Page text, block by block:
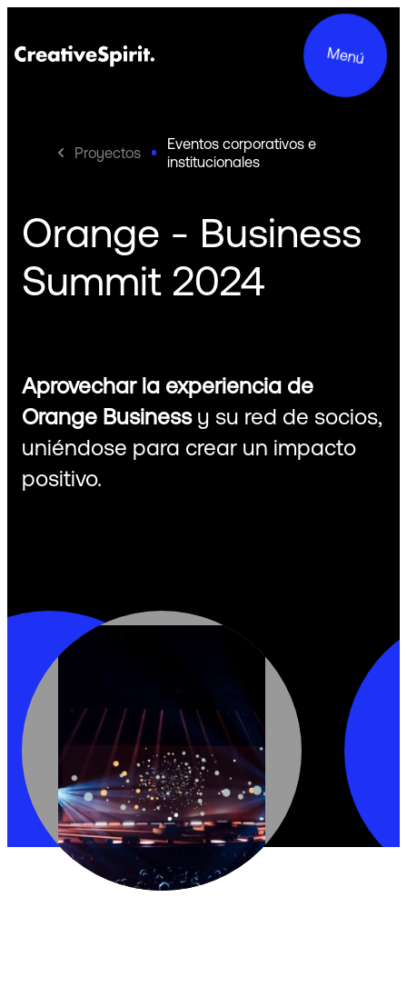
Menú
Proyectos
Servicios
Contacto
Proyectos
Eventos corporativos e
institucionales
Orange - Business
Summit 2024
Aprovechar la experiencia de
Orange Businessy su red de socios,
uniéndose para crear un impacto
positivo.